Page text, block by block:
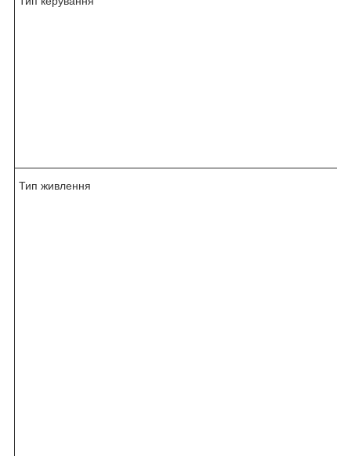
Тип живлення